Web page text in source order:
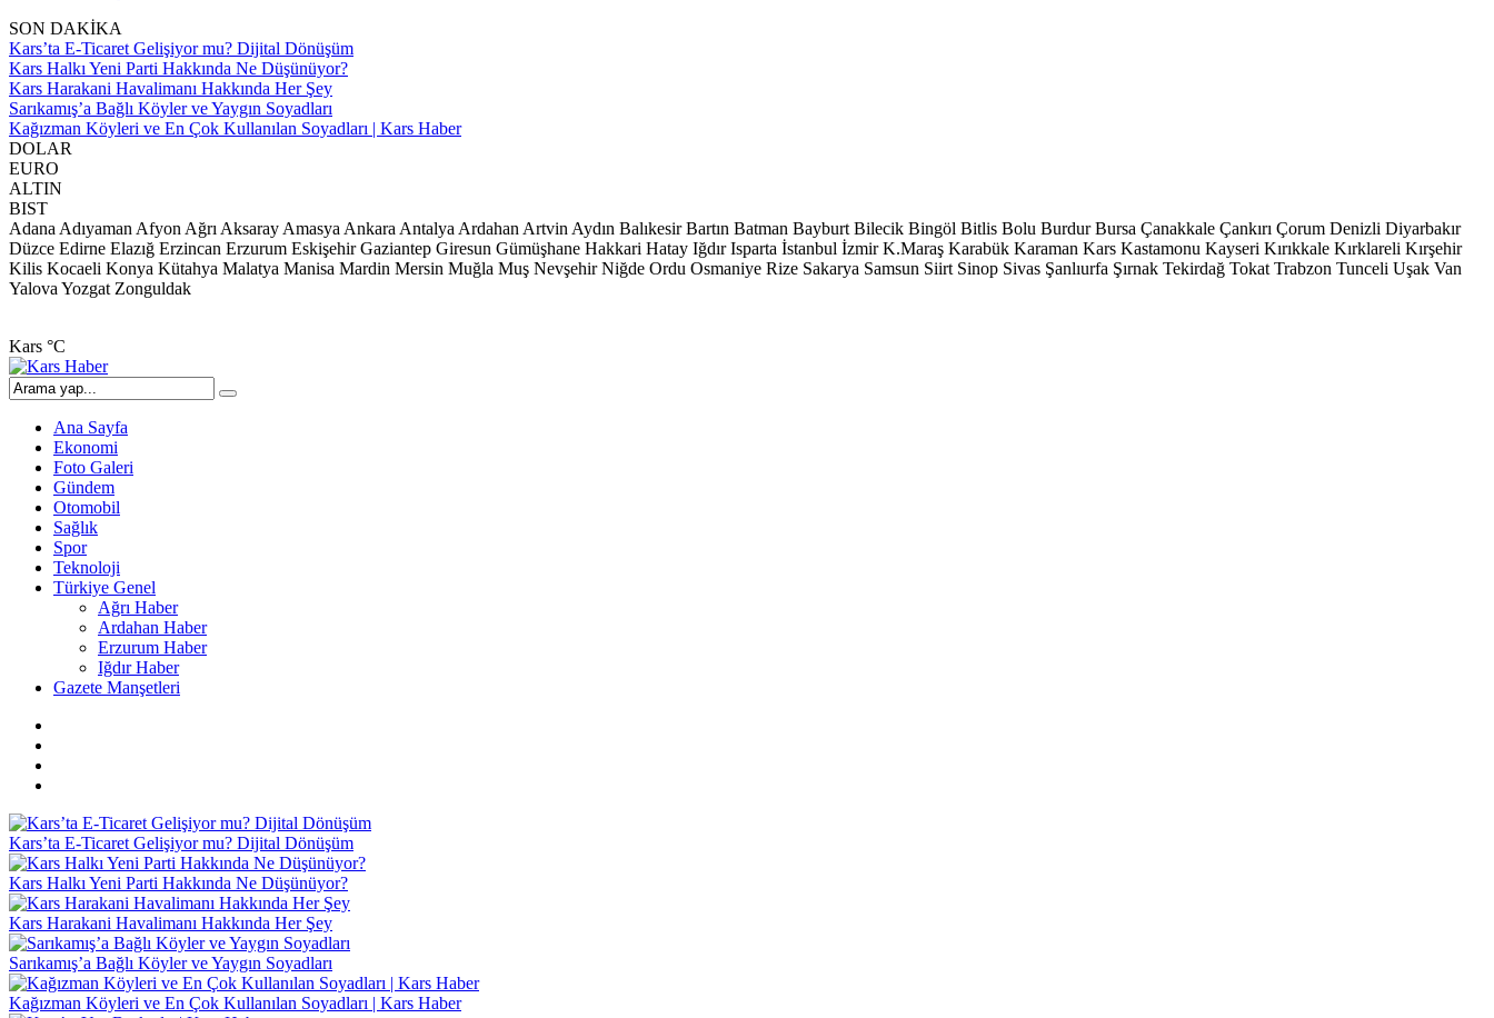
SON DAKİKA
Kars’ta E-Ticaret Gelişiyor mu? Dijital Dönüşüm
Kars Halkı Yeni Parti Hakkında Ne Düşünüyor?
Kars Harakani Havalimanı Hakkında Her Şey
Sarıkamış’a Bağlı Köyler ve Yaygın Soyadları
Kağızman Köyleri ve En Çok Kullanılan Soyadları | Kars Haber
DOLAR
EURO
ALTIN
BIST
Adana Adıyaman Afyon Ağrı Aksaray Amasya Ankara Antalya Ardahan Artvin Aydın Balıkesir Bartın Batman Bayburt Bilecik Bingöl Bitlis Bolu Burdur Bursa Çanakkale Çankırı Çorum Denizli Diyarbakır
Düzce Edirne Elazığ Erzincan Erzurum Eskişehir Gaziantep Giresun Gümüşhane Hakkari Hatay Iğdır Isparta İstanbul İzmir K.Maraş Karabük Karaman Kars Kastamonu Kayseri Kırıkkale Kırklareli Kırşehir
Kilis Kocaeli Konya Kütahya Malatya Manisa Mardin Mersin Muğla Muş Nevşehir Niğde Ordu Osmaniye Rize Sakarya Samsun Siirt Sinop Sivas Şanlıurfa Şırnak Tekirdağ Tokat Trabzon Tunceli Uşak Van
Yalova Yozgat Zonguldak
Kars °C
Ana Sayfa
Ekonomi
Foto Galeri
Gündem
Otomobil
Sağlık
Spor
Teknoloji
Türkiye Genel
Ağrı Haber
Ardahan Haber
Erzurum Haber
Iğdır Haber
Gazete Manşetleri
Kars’ta E-Ticaret Gelişiyor mu? Dijital Dönüşüm
Kars Halkı Yeni Parti Hakkında Ne Düşünüyor?
Kars Harakani Havalimanı Hakkında Her Şey
Sarıkamış’a Bağlı Köyler ve Yaygın Soyadları
Kağızman Köyleri ve En Çok Kullanılan Soyadları | Kars Haber